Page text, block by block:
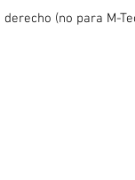
(no para M-